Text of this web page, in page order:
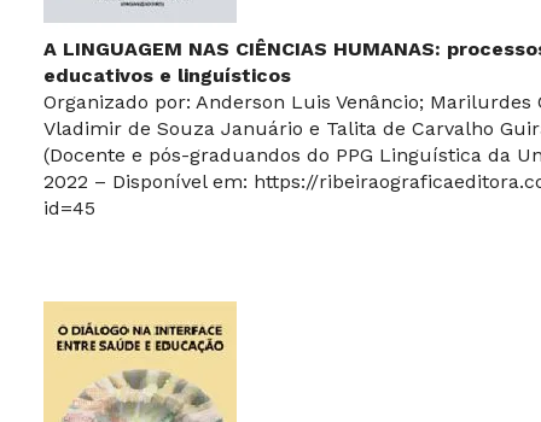
A LINGUAGEM NAS CIÊNCIAS HUMANAS:
educativos e linguísticos
Organizado por: Anderson Luis Venâncio; Marilurdes
Vladimir de Souza Januário e Talita de Carvalho
(Docente e pós-graduandos do PPG Linguística da
2022 – Disponível em: https://
id=45